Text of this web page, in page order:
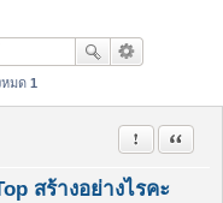
หมด 1
สร้างอย่างไรคะ
รายงานในข้
อ้างคำ